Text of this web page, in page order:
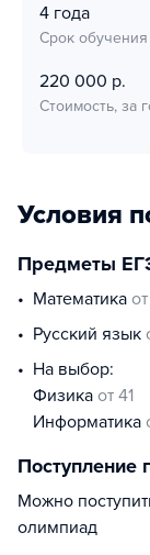
4 года
Срок обучения
220 000 р.
Стоимость, за
Условия
Предметы
математика
русский язык
На выбор:
физика от 41
информатика
Поступление
Можно
олимпиад